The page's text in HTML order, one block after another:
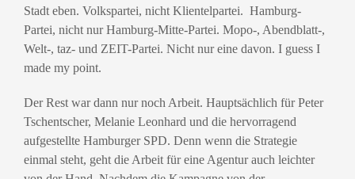
Stadt eben. Volkspartei, nicht Klientelpartei. Hamburg-
Partei, nicht nur Hamburg-Mitte-Partei. Mopo-, Abendblatt-,
Welt-, taz- und ZEIT-Partei. Nicht nur eine davon. I guess I
made my point.
Der Rest war dann nur noch Arbeit. Hauptsächlich für Peter
Tschentscher, Melanie Leonhard und die hervorragend
aufgestellte Hamburger SPD. Denn wenn die Strategie
einmal steht, geht die Arbeit für eine Agentur auch leichter